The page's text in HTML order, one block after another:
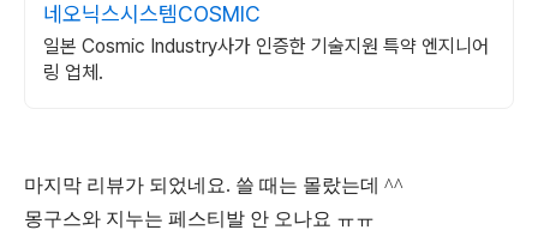
네오닉스시스템COSMIC
일본 Cosmic Industry사가 인증한 기술지원 특약 엔지니어
링 업체.
마지막 리뷰가 되었네요. 쓸 때는 몰랐는데 ^^
몽구스와 지누는 페스티발 안 오나요 ㅠㅠ